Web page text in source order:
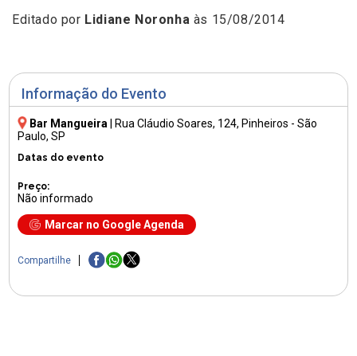
Informação do Evento
Bar Mangueira Rua Cláudio Soares, 124, Pinheiros - São
Paulo, SP
Datas do evento
Preço:
Não informado
Marcar no Google Agenda
Compartilhe
Editado por Lidiane Noronha às 15/08/2014